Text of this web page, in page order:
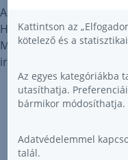
Az Erste Asset
Horvátországban,
Magyarországon,
irodái.
Letöltés
Kattintson az
kötelező és a statisztikai
Az egyes kategóriákba
utasíthatja.
bármikor módosíthatja.
Adatvédelemmel
talál.